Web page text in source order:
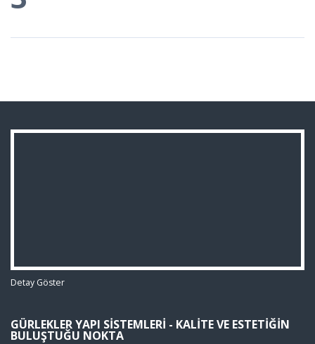
Detay Göster
GÜRLEKLER YAPI SISTEMLERI - KALITE VE ESTETIĞIN
BULUŞTUĞU NOKTA